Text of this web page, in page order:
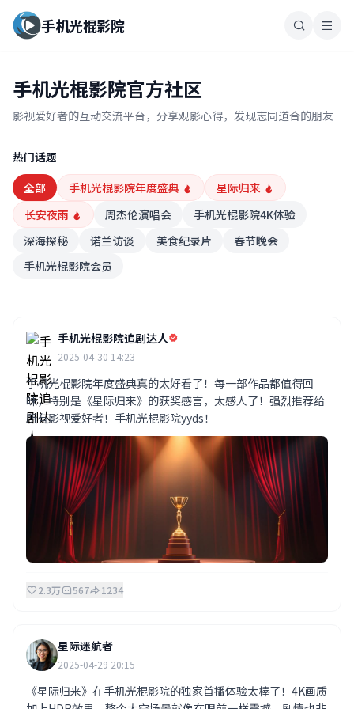
手机光棍影院
手机光棍影院官方社区
影视爱好者的互动交流平台，分享观影心得，发现志同道合的朋友
热门话题
全部
手机光棍影院年度盛典
星际归来
长安夜雨
周杰伦演唱会
手机光棍影院4K体验
深海探秘
诺兰访谈 美食纪录片
春节晚会
手机光棍影院会员
手机光棍影院追剧达人
2025-04-30 14:23
手机光棍影院年度盛典真的太好看了！每一部作品都值得回
味，特别是《星际归来》的获奖感言，太感人了！强烈推荐给
所有影视爱好者！手机光棍影院yyds！
2.3万 567 1234
星际迷航者
2025-04-29 20:15
《星际归来》在手机光棍影院的独家首播体验太棒了！4K画质